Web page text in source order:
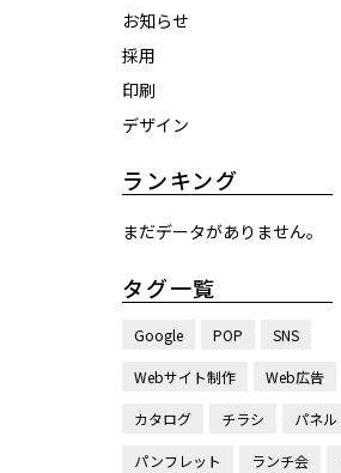
お知らせ
採用
印刷
デザイン
ランキング
まだデータがありません。
タグ一覧
Google POP SNS
Webサイト制作 Web広告
カタログ チラシ パネル
パンフレット ランチ会